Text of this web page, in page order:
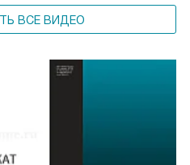
ВСЕ ВИДЕО